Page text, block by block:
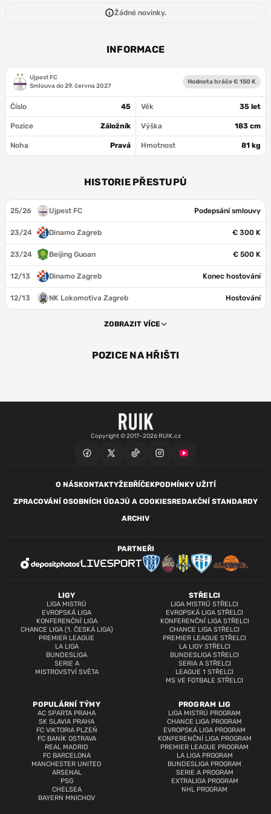
Žádné novinky.
INFORMACE
Ujpest FC
Smlouva do29. června 2027
Hodnota hráče € 150 K
Číslo 45 Věk 35 let
Pozice Záložník Výška 183 cm
Noha Pravá Hmotnost 81 kg
HISTORIE PŘESTUPŮ
25/26 Ujpest FC Podepsání smlouvy
23/24 Dinamo Zagreb € 300 K
23/24 Beijing Guoan € 500 K
12/13 Dinamo Zagreb Konec hostování
12/13 NK Lokomotiva Zagreb Hostování
ZOBRAZIT VÍCE
POZICE NA HŘIŠTI
Copyright © 2017–2026 RUIK.cz
O NÁSKONTAKTYŽEBŘÍČEKPODMÍNKY UŽITÍ
ZPRACOVÁNÍ OSOBNÍCH ÚDAJŮ A COOKIESREDAKČNÍ STANDARDY
ARCHIV
LIGY
LIGA MISTRŮ
EVROPSKÁ LIGA
KONFERENČNÍ LIGA
CHANCE LIGA (1. ČESKÁ LIGA)
PREMIER LEAGUE
LA LIGA
BUNDESLIGA
SERIE A
MISTROVSTVÍ SVĚTA
STŘELCI
LIGA MISTRŮ STŘELCI
EVROPSKÁ LIGA STŘELCI
KONFERENČNÍ LIGA STŘELCI
CHANCE LIGA STŘELCI
PREMIER LEAGUE STŘELCI
LA LIGY STŘELCI
BUNDESLIGA STŘELCI
SERIA A STŘELCI
LEAGUE 1 STŘELCI
MS VE FOTBALE STŘELCI
POPULÁRNÍ TÝMY
AC SPARTA PRAHA
SK SLAVIA PRAHA
FC VIKTORIA PLZEŇ
FC BANÍK OSTRAVA
REAL MADRID
FC BARCELONA
MANCHESTER UNITED
ARSENAL
PSG
CHELSEA
BAYERN MNICHOV
PROGRAM LIG
LIGA MISTRŮ PROGRAM
CHANCE LIGA PROGRAM
EVROPSKÁ LIGA PROGRAM
KONFERENČNÍ LIGA PROGRAM
PREMIER LEAGUE PROGRAM
LA LIGA PROGRAM
BUNDESLIGA PROGRAM
SERIE A PROGRAM
EXTRALIGA PROGRAM
NHL PROGRAM
PARTNEŘI